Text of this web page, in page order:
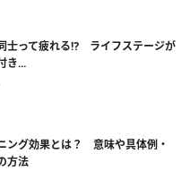
士って疲れる⁉ ライフステージが
き...
ング効果とは？ 意味や具体例・
方法